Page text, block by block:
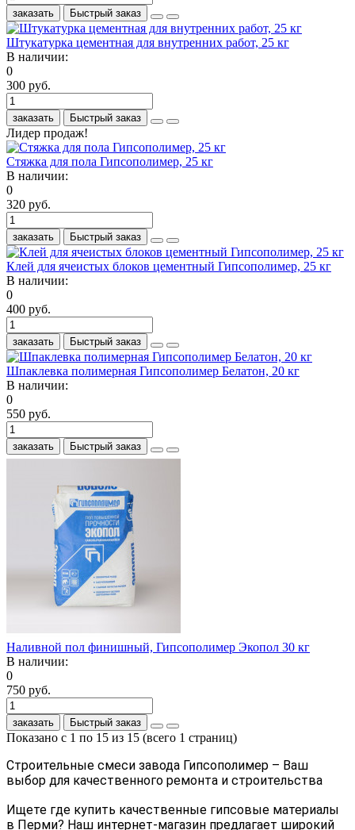
заказать Быстрый заказ
Штукатурка цементная для внутренних работ, 25 кг
В наличии:
0
300 руб.
заказать Быстрый заказ
Лидер продаж!
Стяжка для пола Гипсополимер, 25 кг
В наличии:
0
320 руб.
заказать Быстрый заказ
Клей для ячеистых блоков цементный Гипсополимер, 25 кг
В наличии:
0
400 руб.
заказать Быстрый заказ
Шпаклевка полимерная Гипсополимер Белатон, 20 кг
В наличии:
0
550 руб.
заказать Быстрый заказ
Наливной пол финишный, Гипсополимер Экопол 30 кг
В наличии:
0
750 руб.
заказать Быстрый заказ
Показано с 1 по 15 из 15 (всего 1 страниц)
Строительные смеси завода Гипсополимер – Ваш
выбор для качественного ремонта и строительства
Ищете где купить качественные гипсовые материалы
в Перми? Наш интернет-магазин предлагает широкий